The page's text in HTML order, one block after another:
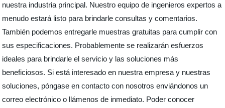
nuestra industria principal. Nuestro equipo de ingenieros expertos a
menudo estará listo para brindarle consultas y comentarios.
También podemos entregarle muestras gratuitas para cumplir con
sus especificaciones. Probablemente se realizarán esfuerzos
ideales para brindarle el servicio y las soluciones más
beneficiosos. Si está interesado en nuestra empresa y nuestras
soluciones, póngase en contacto con nosotros enviándonos un
correo electrónico o llámenos de inmediato. Poder conocer